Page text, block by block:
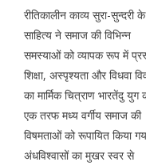
रीतिकालीन काव्य सुरा-
साहित्य ने समाज की विभिन्न
समस्याओं को व्यापक रूप में
शिक्षा, अस्पृश्यता और विधवा
का मार्मिक चित्राण भारतेंदु
एक तरफ मध्य वर्गीय समाज की
विषमताओं को रूपायित किया
अंधविश्वासों का मुखर स्वर से